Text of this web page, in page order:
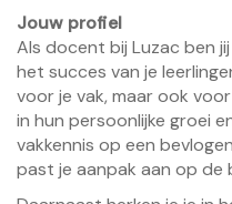
Jouw profiel
Als docent bij Luzac ben
het succes van je
voor je vak, maar ook
in hun persoonlijke groei
vakkennis op een
past je aanpak aan op de